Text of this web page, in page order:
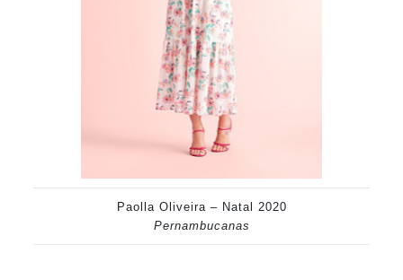
Paolla Oliveira – Natal 2020
Pernambucanas